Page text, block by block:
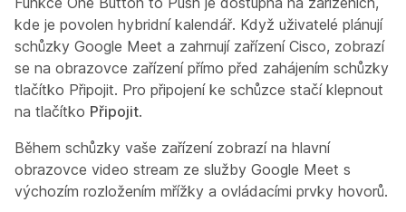
kde je povolen hybridní kalendář. Když uživatelé plánují
schůzky Google Meet a zahrnují zařízení Cisco, zobrazí
se na obrazovce zařízení přímo před zahájením schůzky
tlačítko Připojit. Pro připojení ke schůzce stačí klepnout
na tlačítko Připojit.
Během schůzky vaše zařízení zobrazí na hlavní
obrazovce video stream ze služby Google Meet s
výchozím rozložením mřížky a ovládacími prvky hovorů.